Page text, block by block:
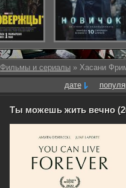
Фильмы и сериалы » Хасани
дате
Ты можешь жить вечно